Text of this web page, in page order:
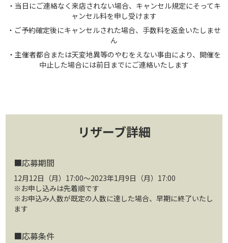
・当日にご連絡なく来店されない場合、キャンセル規定にそってキ
ャンセル料を申し受けます
・ご予約確定後にキャンセルされた場合、手数料を返金いたしませ
ん
・主催者都合または天変地異等のやむをえない事由により、開催を
中止した場合には前日までにご連絡いたします
リザーブ詳細
■応募期間
12月12日（月）17:00～2023年1月9日（月）17:00
※お申し込みは先着順です
※お申込み人数が既定の人数に達した場合、早期に終了いたし
ます
■応募条件